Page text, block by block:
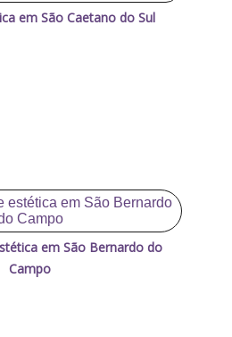
em São Caetano do Sul
em São Bernardo do
Campo